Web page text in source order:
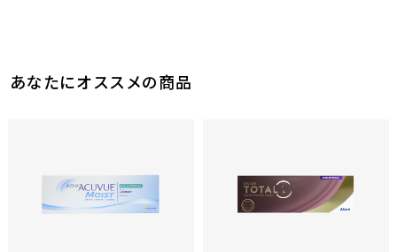
あなたにオススメの商品